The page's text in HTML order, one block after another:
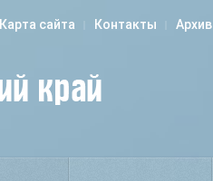
Карта сайта Контакты Архив